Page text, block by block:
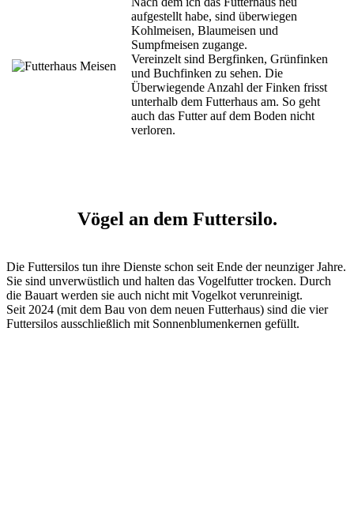
aufgestellt habe, sind überwiegen
Kohlmeisen, Blaumeisen und
Sumpfmeisen zugange.
Vereinzelt sind Bergfinken, Grünfinken
und Buchfinken zu sehen. Die
Überwiegende Anzahl der Finken frisst
unterhalb dem Futterhaus am. So geht
auch das Futter auf dem Boden nicht
verloren.
Vögel an dem Futtersilo.
Die Futtersilos tun ihre Dienste schon seit Ende der neunziger Jahre.
Sie sind unverwüstlich und halten das Vogelfutter trocken. Durch
die Bauart werden sie auch nicht mit Vogelkot verunreinigt.
Seit 2024 (mit dem Bau von dem neuen Futterhaus) sind die vier
Futtersilos ausschließlich mit Sonnenblumenkernen gefüllt.